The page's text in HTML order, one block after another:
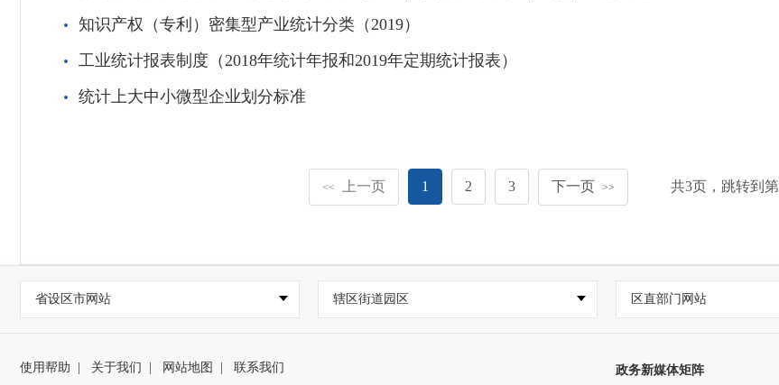
知识产权（专利）密集型产业统计分类（2019）
工业统计报表制度（2018年统计年报和2019年定期统计报表）
统计上大中小微型企业划分标准
<< 上一页 1 2 3 下一页 >> 共3页，跳转到第
省设区市网站 辖区街道园区 区直部门网站
使用帮助 关于我们 网站地图 联系我们 政务新媒体矩阵